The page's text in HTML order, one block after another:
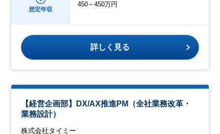
想定年収
450～450万円
詳しく見る
【経営企画部】DX/AX推進PM（全社業務改革・
業務設計）
株式会社タイミー